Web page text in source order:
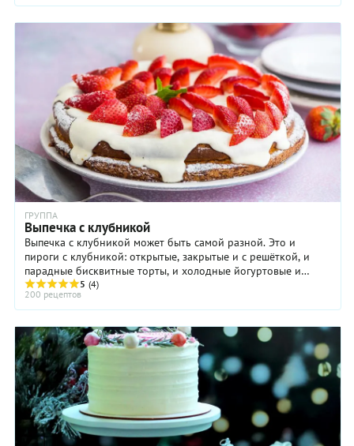
ГРУППА
Выпечка с клубникой
Выпечка с клубникой может быть самой разной. Это и
пироги с клубникой: открытые, закрытые и с решёткой, и
парадные бисквитные торты, и холодные йогуртовые и
творожные торты-муссы. Особенно хороша ...
5 (4)
200 рецептов